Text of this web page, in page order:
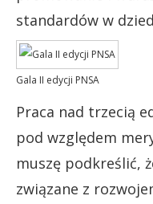
standardów w
Gala II edycji PNSA
Praca nad trzecią
pod względem
muszę podkreślić,
związane z